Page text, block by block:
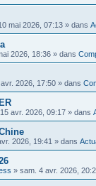
mai 2026, 07:13 » dans
2026, 18:36 » dans
2026, 17:50 » dans
avr. 2026, 09:17 » dans
2026, 19:41 » dans
» sam. 4 avr. 2026,